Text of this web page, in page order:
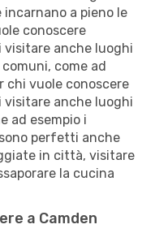
a pieno le
conoscere
visitare anche luoghi
come ad
chi vuole conoscere
visitare anche luoghi
ad esempio i
perfetti anche
in città, visitare
la cucina
a Camden